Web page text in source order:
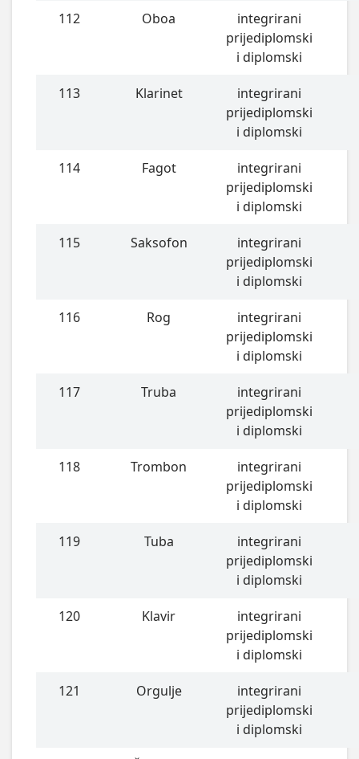
112 Oboa
integrirani
prijediplomski
i diplomski
113 Klarinet
integrirani
prijediplomski
i diplomski
114 Fagot
integrirani
prijediplomski
i diplomski
115 Saksofon
integrirani
prijediplomski
i diplomski
116 Rog
integrirani
prijediplomski
i diplomski
117 Truba
integrirani
prijediplomski
i diplomski
118 Trombon
integrirani
prijediplomski
i diplomski
119 Tuba
integrirani
prijediplomski
i diplomski
120 Klavir
integrirani
prijediplomski
i diplomski
121 Orgulje
integrirani
prijediplomski
i diplomski